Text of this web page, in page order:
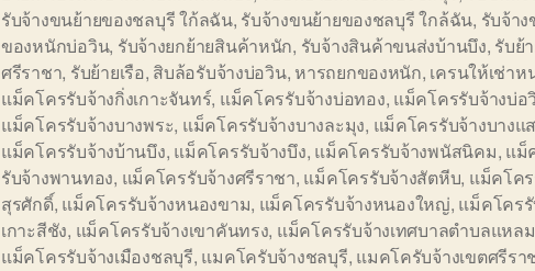
รับจ้างขนย้ายของชลบุรี ใก้ลฉัน, รับจ้างขนย้ายของชลบุรี ใกล้ฉัน, รับจ้า
ของหนักบ่อวิน, รับจ้างยกย้ายสินค้าหนัก, รับจ้างสินค้าขนส่งบ้านบึง, รับย้
ศรีราชา, รับย้ายเรือ, สิบล้อรับจ้างบ่อวิน, หารถยกของหนัก, เครนให้เช่า
แม็คโครรับจ้างกิ่งเกาะจันทร์, แม็คโครรับจ้างบ่อทอง, แม็คโครรับจ้างบ่อ
แม็คโครรับจ้างบางพระ, แม็คโครรับจ้างบางละมุง, แม็คโครรับจ้างบางแ
แม็คโครรับจ้างบ้านบึง, แม็คโครรับจ้างบึง, แม็คโครรับจ้างพนัสนิคม, แม็
รับจ้างพานทอง, แม็คโครรับจ้างศรีราชา, แม็คโครรับจ้างสัตหีบ, แม็คโค
สุรศักดิ์, แม็คโครรับจ้างหนองขาม, แม็คโครรับจ้างหนองใหญ่, แม็คโคร
เกาะสีชัง, แม็คโครรับจ้างเขาคันทรง, แม็คโครรับจ้างเทศบาลตำบลแหล
แม็คโครรับจ้างเมืองชลบุรี, แมคโครับจ้างชลบุรี, แมคโครับจ้างเขตศรีรา